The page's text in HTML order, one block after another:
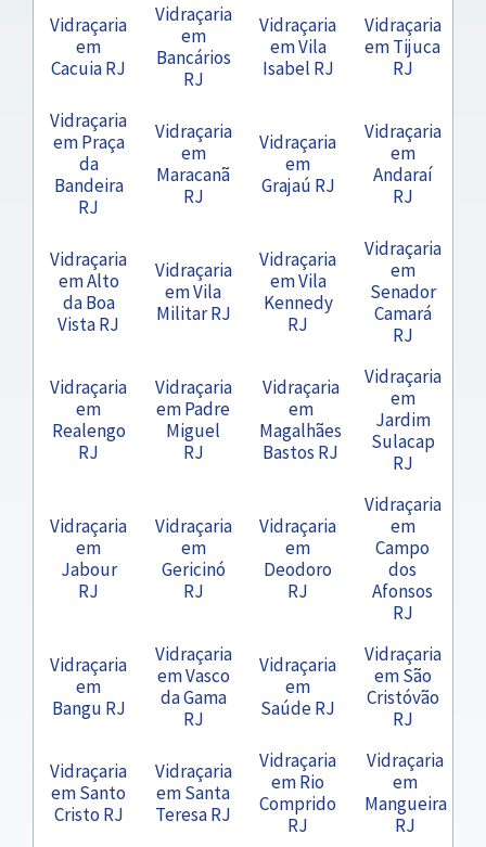
Vidraçaria
em
Cacuia RJ
Vidraçaria
em
Bancários
RJ
Vidraçaria
em Vila
Isabel RJ
Vidraçaria
em Tijuca
RJ
Vidraçaria
em Praça
da
Bandeira
RJ
Vidraçaria
em
Maracanã
RJ
Vidraçaria
em
Grajaú RJ
Vidraçaria
em
Andaraí
RJ
Vidraçaria
em Alto
da Boa
Vista RJ
Vidraçaria
em Vila
Militar RJ
Vidraçaria
em Vila
Kennedy
RJ
Vidraçaria
em
Senador
Camará
RJ
Vidraçaria
em
Realengo
RJ
Vidraçaria
em Padre
Miguel
RJ
Vidraçaria
em
Magalhães
Bastos RJ
Vidraçaria
em
Jardim
Sulacap
RJ
Vidraçaria
em
Jabour
RJ
Vidraçaria
em
Gericinó
RJ
Vidraçaria
em
Deodoro
RJ
Vidraçaria
em
Campo
dos
Afonsos
RJ
Vidraçaria
em
Bangu RJ
Vidraçaria
em Vasco
da Gama
RJ
Vidraçaria
em
Saúde RJ
Vidraçaria
em São
Cristóvão
RJ
Vidraçaria
em Santo
Cristo RJ
Vidraçaria
em Santa
Teresa RJ
Vidraçaria
em Rio
Comprido
RJ
Vidraçaria
em
Mangueira
RJ